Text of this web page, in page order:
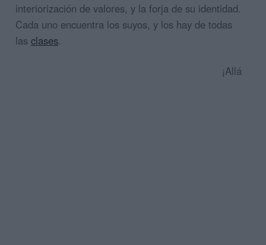
interiorización de valores, y la forja de su identidad.
Cada uno encuentra los suyos, y los hay de todas
las clases.
¡Allá